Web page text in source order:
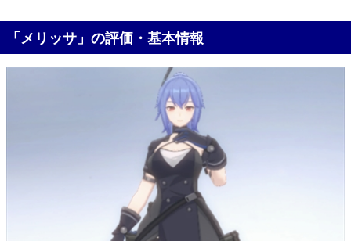
「メリッサ」の評価・基本情報